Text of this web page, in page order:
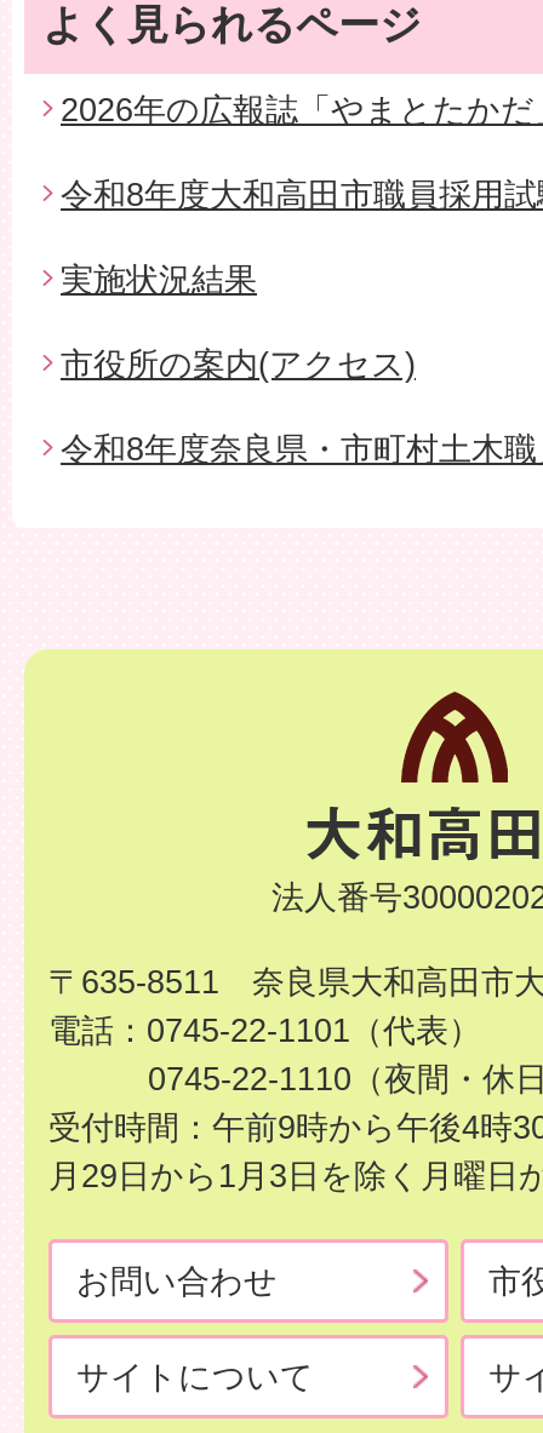
よく見られるページ
2026年の広報誌「やまとたかだ
令和8年度大和高田市職員採用
実施状況結果
市役所の案内(アクセス)
令和8年度奈良県・市町村土木
法人番号
〒635-8511 奈良県大和高田市
電話：0745-22-1101（代表）
0745-22-1110（夜間・休
受付時間：午前9時から午後4時
月29日から1月3日を除く月曜日
お問い合わせ 市
サイトについて サ